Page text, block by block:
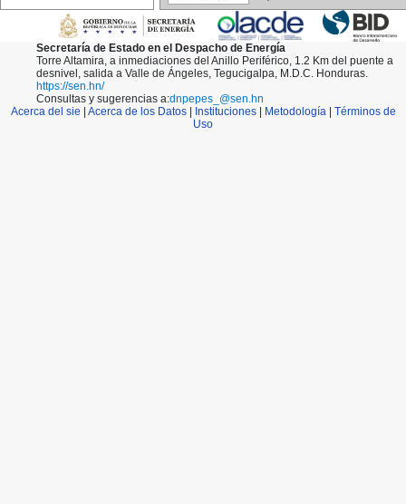
50
51
52
53
54
55
57
58
Secretaría de Estado en el Despacho de Energía
Torre Altamira, a inmediaciones del Anillo Periférico, 1.2 Km del puente a
desnivel, salida a Valle de Ángeles, Tegucigalpa, M.D.C. Honduras.
https://sen.hn/
Consultas y sugerencias a:dnpepes_@sen.hn
Acerca del sie
Acerca de los Datos| Instituciones| Metodología| Términos de
Uso